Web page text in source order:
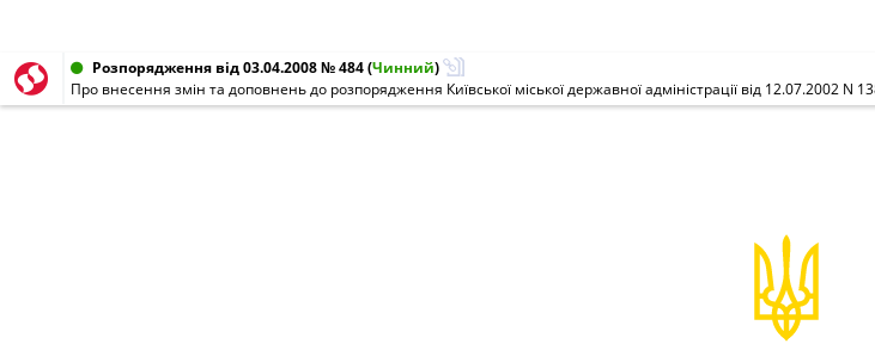
Розпорядження від 03.04.2008 № 484(Чинний)
Про внесення змін та доповнень до розпорядження Київської міської державної адміністрації від 12.07.2002 N